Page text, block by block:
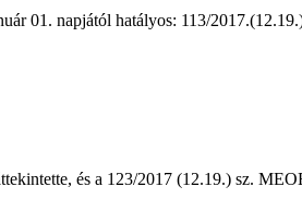
01. napjától hatályos: 113/
és a 123/2017 (12.19.) sz.